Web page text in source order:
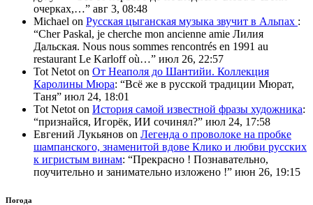
очерках,…” авг 3, 08:48
Michael on Русская цыганская музыка звучит в Альпах :
“Cher Paskal, je cherche mon ancienne amie Лилия
Дальская. Nous nous sommes rencontrés en 1991 au
restaurant Le Karloff où…” июл 26, 22:57
Tot Netot on От Неаполя до Шантийи. Коллекция
Каролины Мюра: “Всё же в русской традиции Мюрат,
Таня” июл 24, 18:01
Tot Netot on История самой известной фразы художника:
“признайся, Игорёк, ИИ сочинял?” июл 24, 17:58
Евгений Лукьянов on Легенда о проволоке на пробке
шампанского, знаменитой вдове Клико и любви русских
к игристым винам: “Прекрасно ! Познавательно,
поучительно и занимательно изложено !” июн 26, 19:15
Погода